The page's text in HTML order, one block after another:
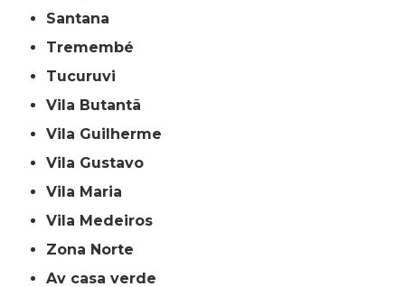
Santana
Tremembé
Tucuruvi
Vila Butantã
Vila Guilherme
Vila Gustavo
Vila Maria
Vila Medeiros
Zona Norte
av casa verde